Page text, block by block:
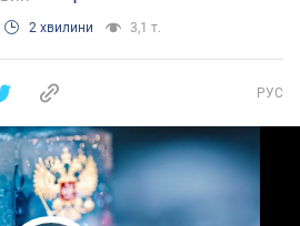
2 хвилини 3,1 т.
РУС